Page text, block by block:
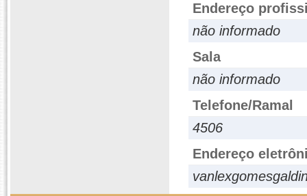
Endereço
não informado
Sala
não informado
Telefone/Ramal
4506
Endereço